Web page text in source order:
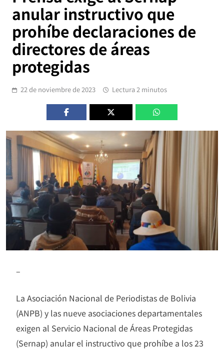
anular instructivo que
prohíbe declaraciones de
directores de áreas
protegidas
22 de noviembre de 2023 Lectura 2 minutos
–
La Asociación Nacional de Periodistas de Bolivia
(ANPB) y las nueve asociaciones departamentales
exigen al Servicio Nacional de Áreas Protegidas
(Sernap) anular el instructivo que prohíbe a los 23